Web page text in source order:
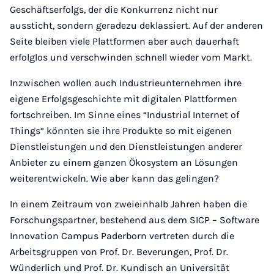
Geschäftserfolgs, der die Konkurrenz nicht nur
aussticht, sondern geradezu deklassiert. Auf der anderen
Seite bleiben viele Plattformen aber auch dauerhaft
erfolglos und verschwinden schnell wieder vom Markt.
Inzwischen wollen auch Industrieunternehmen ihre
eigene Erfolgsgeschichte mit digitalen Plattformen
fortschreiben. Im Sinne eines “Industrial Internet of
Things“ könnten sie ihre Produkte so mit eigenen
Dienstleistungen und den Dienstleistungen anderer
Anbieter zu einem ganzen Ökosystem an Lösungen
weiterentwickeln. Wie aber kann das gelingen?
In einem Zeitraum von zweieinhalb Jahren haben die
Forschungspartner, bestehend aus dem SICP – Software
Innovation Campus Paderborn vertreten durch die
Arbeitsgruppen von Prof. Dr. Beverungen, Prof. Dr.
Wünderlich und Prof. Dr. Kundisch an Universität